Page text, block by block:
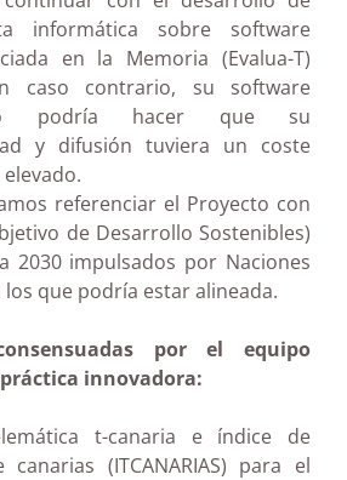
informática sobre software
en la Memoria (Evalua-T)
caso contrario, su software
podría hacer que su
y difusión tuviera un coste
referenciar el Proyecto con
de Desarrollo Sostenibles)
2030 impulsados por Naciones
los que podría estar alineada.
por el equipo
innovadora:
t-canaria e índice de
(ITCANARIAS) para el